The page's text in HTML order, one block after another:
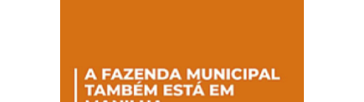
Magalhães Seabra